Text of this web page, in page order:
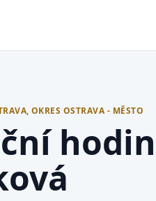
OKRES OSTRAVA - MĚSTO